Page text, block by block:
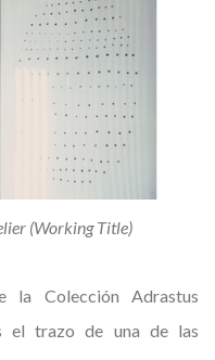
(Working Title)
la Colección Adrastus
el trazo de una de las